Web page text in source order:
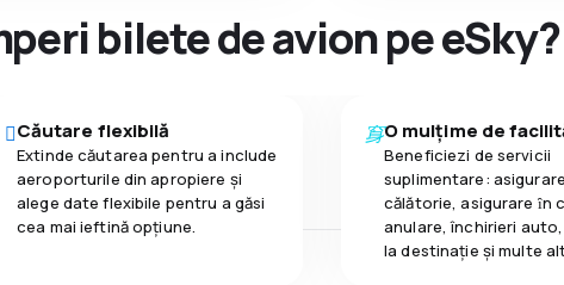
bilete de avion pe eSky?
Căutare flexibilă
Extinde căutarea pentru a include
aeroporturile din apropiere și
alege date flexibile pentru a găsi
cea mai ieftină opțiune.
O mulțime de
Beneficiezi de servicii
suplimentare:
călătorie, asigurare ȋn
anulare, închirieri
la destinaţie și multe